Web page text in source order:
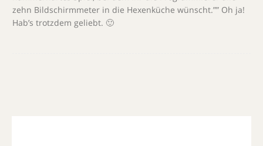
zehn Bildschirmmeter in die Hexenküche wünscht.”” Oh ja!
Hab’s trotzdem geliebt. 🙂